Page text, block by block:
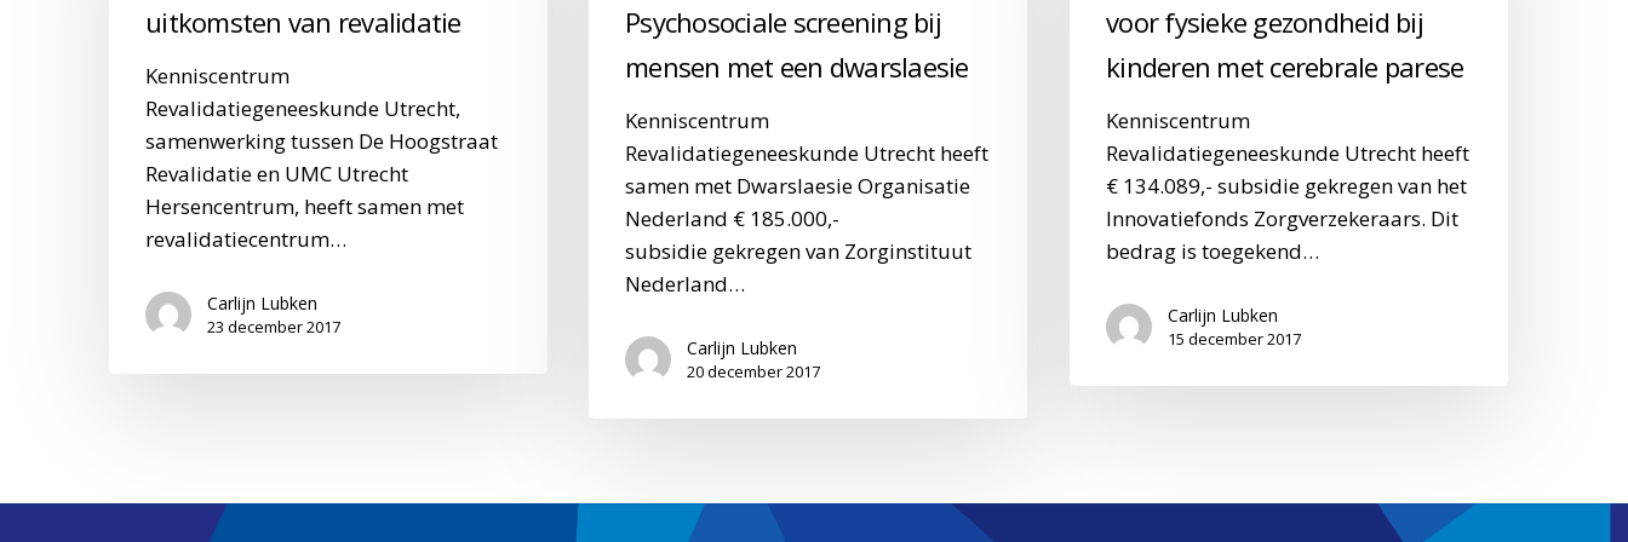
revalidatie
uitkomsten van revalidatie
Kenniscentrum
Revalidatiegeneeskunde Utrecht,
samenwerking tussen De Hoogstraat
Revalidatie en UMC Utrecht
Hersencentrum, heeft samen met
revalidatiecentrum…
Carlijn Lubken
23 december 2017
screening
dwarslaesie
Psychosociale screening bij
mensen met een dwarslaesie
Kenniscentrum
Revalidatiegeneeskunde Utrecht heeft
samen met Dwarslaesie Organisatie
Nederland € 185.000,-
subsidie gekregen van Zorginstituut
Nederland…
Carlijn Lubken
20 december 2017
voor
fysieke
kinderen
cerebrale
parese
voor fysieke gezondheid bij
kinderen met cerebrale parese
Kenniscentrum
Revalidatiegeneeskunde Utrecht heeft
€ 134.089,- subsidie gekregen van het
Innovatiefonds Zorgverzekeraars. Dit
bedrag is toegekend…
Carlijn Lubken
15 december 2017